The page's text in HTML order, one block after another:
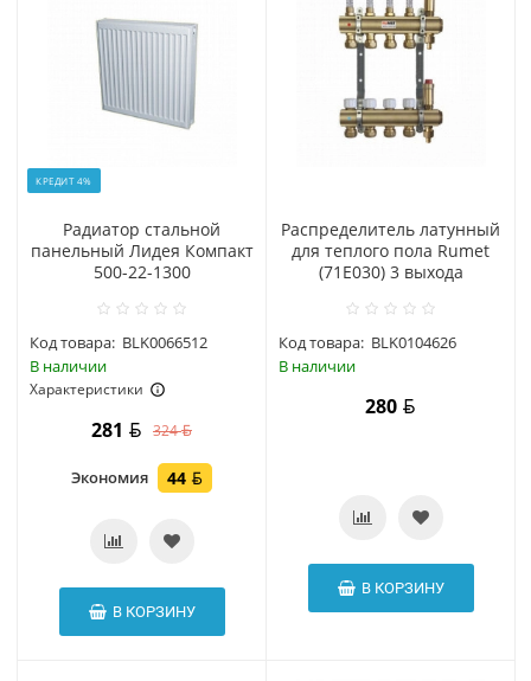
КРЕДИТ 4%
Радиатор стальной
панельный Лидея Компакт
500-22-1300
Код товара: BLK0066512
В наличии
Характеристики
281 324
Экономия 44
В КОРЗИНУ
Распределитель латунный
для теплого пола Rumet
(71E030) 3 выхода
Код товара: BLK0104626
В наличии
280
В КОРЗИНУ